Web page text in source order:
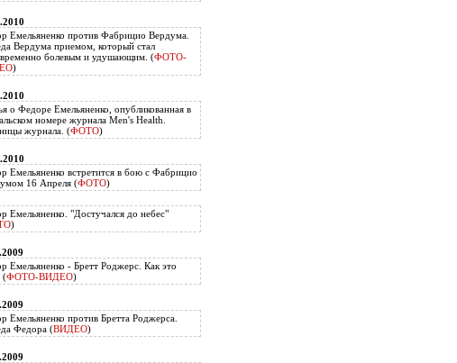
Емельяненко против Фабрицио Вердума.
Вердума приемом, который стал
болевым и удушающим. (ФОТО-
)
о Федоре Емельяненко, опубликованная в
номере журнала Men's Health.
журнала. (ФОТО)
Емельяненко встретится в бою с Фабрицио
16 Апреля (ФОТО)
Емельяненко. "Достучался до небес"
)
Емельяненко - Бретт Роджерс. Как это
(ФОТО-ВИДЕО)
Емельяненко против Бретта Роджерса.
Федора (ВИДЕО)